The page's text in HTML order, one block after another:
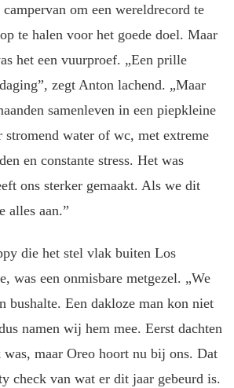
om een wereldrecord te
te halen voor het goede doel. Maar
het een vuurproef. „Een prille
zegt Anton lachend. „Maar
samenleven in een piepkleine
stromend water of wc, met extreme
en constante stress. Het was
ons sterker gemaakt. Als we dit
alles aan.”
die het stel vlak buiten Los
was een onmisbare metgezel. „We
bushalte. Een dakloze man kon niet
namen wij hem mee. Eerst dachten
maar Oreo hoort nu bij ons. Dat
check van wat er dit jaar gebeurd is.